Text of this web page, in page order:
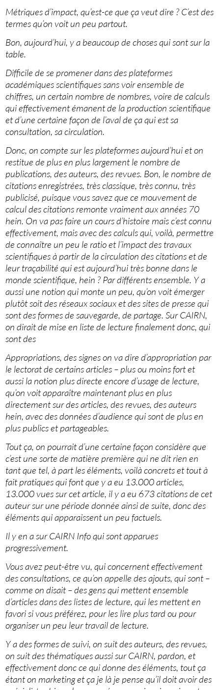
Métriques d’impact, qu’est-ce que ça veut dire ? C’est des
termes qu’on voit un peu partout.
Bon, aujourd’hui, y a beaucoup de choses qui sont sur la
table.
Difficile de se promener dans des plateformes
académiques scientifiques sans voir ensemble de
chiffres, un certain nombre de nombres, voire de calculs
qui effectivement émanent de la production scientifique
et d’une certaine façon de l’aval de ça qui est sa
consultation, sa circulation.
Donc, on compte sur les plateformes aujourd’hui et on
restitue de plus en plus largement le nombre de
publications, des auteurs, des revues. Bon, le nombre de
citations enregistrées, très classique, très connu, très
publicisé, puisque vous savez que ce mouvement de
calcul des citations remonte vraiment aux années 70
hein. On va pas faire un cours d’histoire mais c’est connu
effectivement, mais avec des calculs qui, voilà, permettre
de connaître un peu le ratio et l’impact des travaux
scientifiques à partir de la circulation des citations et de
leur traçabilité qui est aujourd’hui très bonne dans le
monde scientifique, hein ? Par différents ensemble. Y a
aussi une notion qui monte un peu, qu’on voit émerger
plutôt soit des réseaux sociaux et des sites de presse qui
sont des formes de sauvegarde, de partage. Sur CAIRN,
on dirait de mise en liste de lecture finalement donc, qui
sont des
Appropriations, des signes on va dire d’appropriation par
le lectorat de certains articles – plus ou moins fort et
aussi la notion plus directe encore d’usage de lecture,
qu’on voit apparaître maintenant plus en plus
directement sur des articles, des revues, des auteurs
hein, avec des données d’audience qui sont de plus en
plus publics et partageables.
Tout ça, on pourrait d’une certaine façon considère que
c’est une sorte de matière première qui ne dit rien en
tant que tel, à part les éléments, voilà concrets et tout à
fait pratiques qui font que y a eu 13.000 articles,
13.000 vues sur cet article, il y a eu 673 citations de cet
auteur sur une période donnée ainsi de suite, donc des
éléments qui apparaissent un peu factuels.
Il y en a sur CAIRN Info qui sont apparues
progressivement.
Vous avez peut-être vu, qui concernent effectivement
des consultations, ce qu’on appelle des ajouts, qui sont –
comme on disait – des gens qui mettent ensemble
d’articles dans des listes de lecture, qui les mettent en
favori si vous préférez, pour les lire plus tard ou pour
organiser un peu leur travail de lecture.
Y a des formes de suivi, on suit des auteurs, des revues,
on suit des thématiques aussi sur CAIRN, pardon, et
effectivement donc ce qui donne des éléments, tout ça
étant on marketing et ça je là je pense qu’il doit avoir des